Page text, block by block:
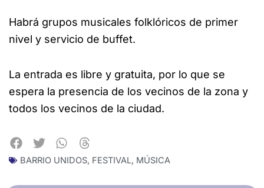
Habrá grupos musicales folklóricos de primer
nivel y servicio de buffet.
La entrada es libre y gratuita, por lo que se
espera la presencia de los vecinos de la zona y
todos los vecinos de la ciudad.
BARRIO UNIDOS, FESTIVAL, MÚSICA